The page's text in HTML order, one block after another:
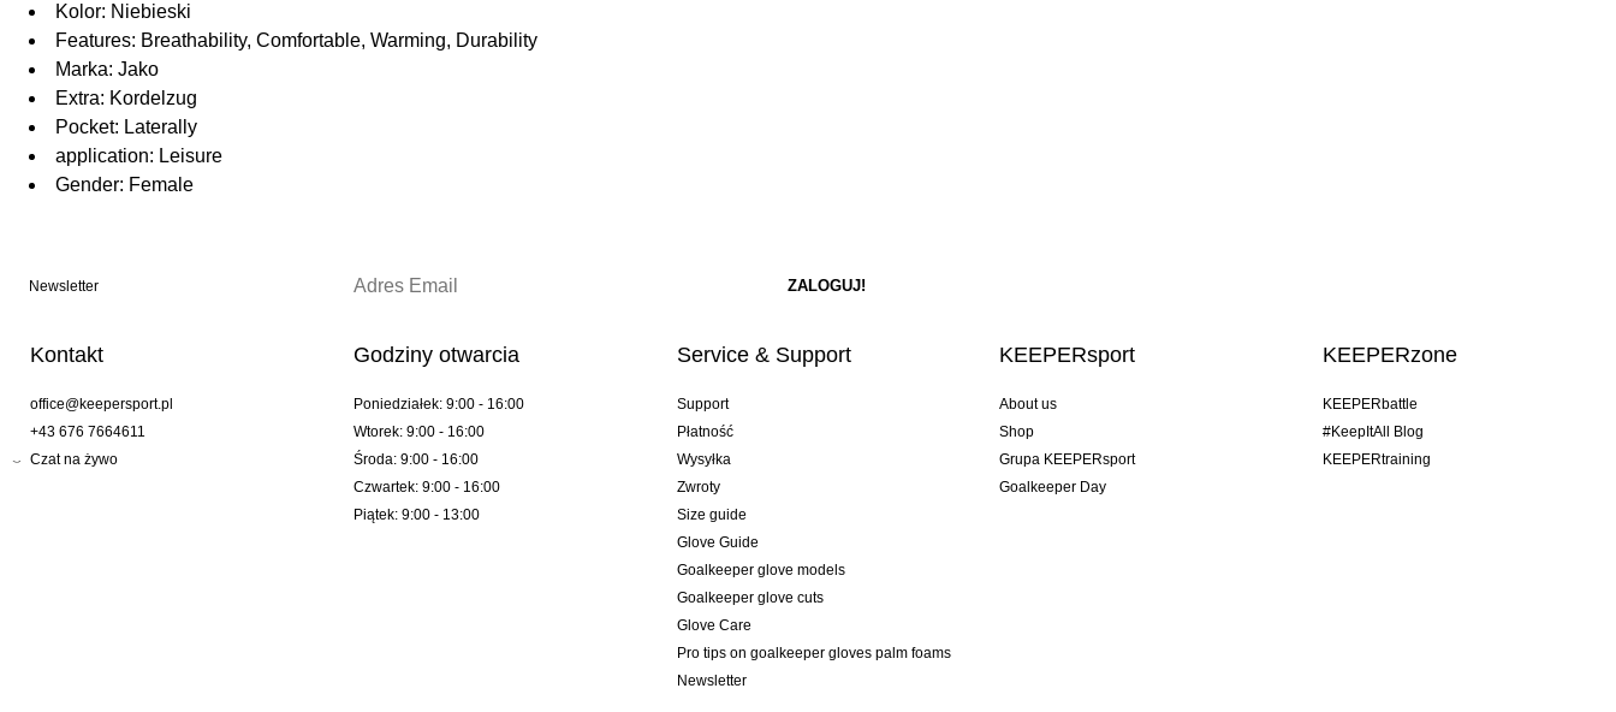
Kolor: Niebieski
Features: Breathability, Comfortable, Warming, Durability
Marka: Jako
Extra: Kordelzug
Pocket: Laterally
application: Leisure
Gender: Female
Newsletter
Kontakt
office@keepersport.pl
+43 676 7664611
Czat na żywo
Godziny otwarcia
Poniedziałek: 9:00 - 16:00
Wtorek: 9:00 - 16:00
Środa: 9:00 - 16:00
Czwartek: 9:00 - 16:00
Piątek: 9:00 - 13:00
Service & Support
Support
Płatność
Wysyłka
Zwroty
Size guide
Glove Guide
Goalkeeper glove models
Goalkeeper glove cuts
Glove Care
Pro tips on goalkeeper gloves palm foams
Newsletter
KEEPERsport
About us
Shop
Grupa KEEPERsport
Goalkeeper Day
KEEPERzone
KEEPERbattle
#KeepItAll Blog
KEEPERtraining